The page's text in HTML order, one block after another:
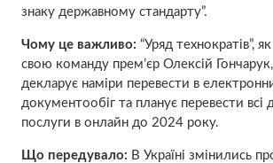
знаку державному стандарту”.
Чому це важливо: “Уряд технократів”,
свою команду прем’єр Олексій Гончарук,
декларує наміри перевести в
документообіг та планує перевести всі
послуги в онлайн до 2024 року.
Що передувало: В Україні змінились